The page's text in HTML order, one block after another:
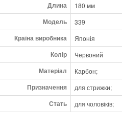
Длина 180 мм
Модель 339
Країна виробника Японія
Колір Червоний
Матеріал Карбон;
Призначення для стрижки;
Стать для чоловіків;